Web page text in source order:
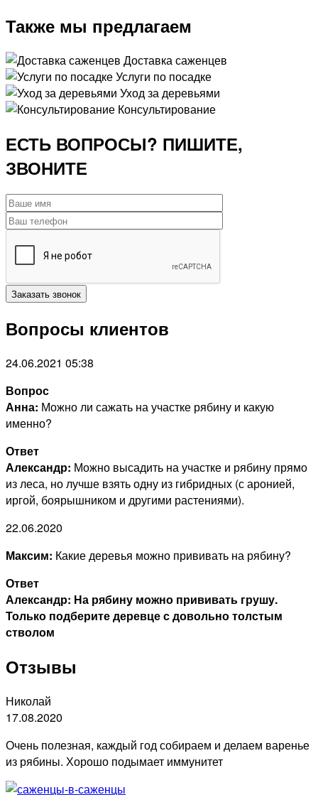
Также мы предлагаем
Доставка саженцев
Услуги по посадке
Уход за деревьями
Консультирование
ЕСТЬ ВОПРОСЫ? ПИШИТЕ,
ЗВОНИТЕ
Вопросы клиентов
24.06.2021 05:38
Вопрос
Анна: Можно ли сажать на участке рябину и какую
именно?
Ответ
Александр: Можно высадить на участке и рябину прямо
из леса, но лучше взять одну из гибридных (с аронией,
иргой, боярышником и другими растениями).
22.06.2020
Максим: Какие деревья можно прививать на рябину?
Ответ
Александр: На рябину можно прививать грушу.
Только подберите деревце с довольно толстым
стволом
Отзывы
Николай
17.08.2020
Очень полезная, каждый год собираем и делаем варенье
из рябины. Хорошо подымает иммунитет